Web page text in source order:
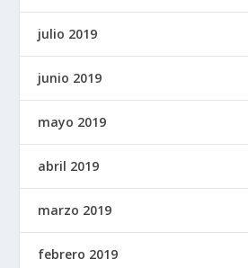
julio 2019
junio 2019
mayo 2019
abril 2019
marzo 2019
febrero 2019